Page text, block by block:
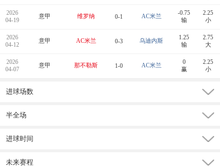
2026
04-19
意甲 维罗纳 0-1 AC米兰
-0.75
输
2.25
小
2026
04-12
意甲 AC米兰 0-3 乌迪内斯
1.25
输
2.75
大
2026
04-07
意甲 那不勒斯 1-0 AC米兰
0
赢
2.25
小
进球场数
半全场
进球时间
未来赛程